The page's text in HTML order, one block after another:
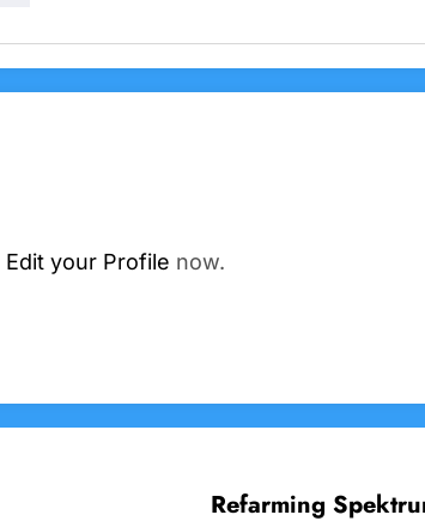
Edit your Profile now.
Refarming